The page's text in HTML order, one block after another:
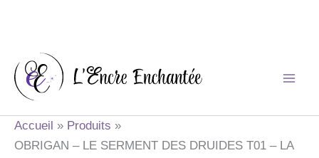
contenu
Accueil
Produits
OBRIGAN – LE SERMENT DES DRUIDES T01 – LA